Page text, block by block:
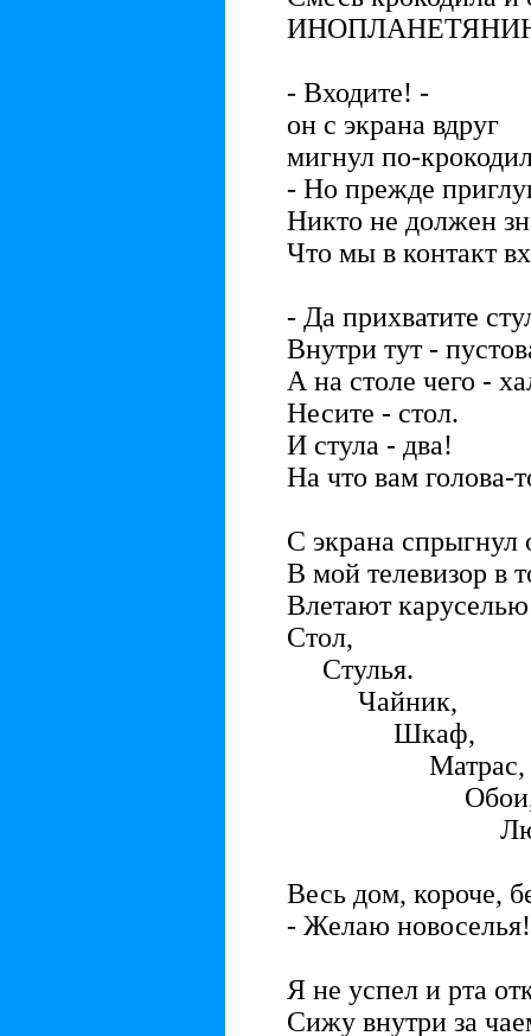
- Входите! -
он с экрана вдруг
мигнул по-
- Но прежде
Никто не должен
Что мы в контакт
- Да прихватите
Внутри тут -
А на столе чего -
Несите - стол.
И стула - два!
На что вам голова-
С экрана спрыгнул
В мой телевизор в
Влетают
Стол,
Стулья.
Чайник,
Шкаф,
Матрас,
Весь дом, короче,
- Желаю новоселья!
Я не успел и рта
Сижу внутри за